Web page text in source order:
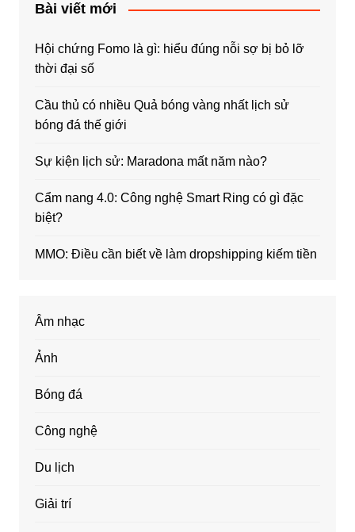
Bài viết mới
Hội chứng Fomo là gì: hiểu đúng nỗi sợ bị bỏ lỡ
thời đại số
Cầu thủ có nhiều Quả bóng vàng nhất lịch sử
bóng đá thế giới
Sự kiện lịch sử: Maradona mất năm nào?
Cẩm nang 4.0: Công nghệ Smart Ring có gì đặc
biệt?
MMO: Điều cần biết về làm dropshipping kiếm tiền
Âm nhạc
Ảnh
Bóng đá
Công nghệ
Du lịch
Giải trí